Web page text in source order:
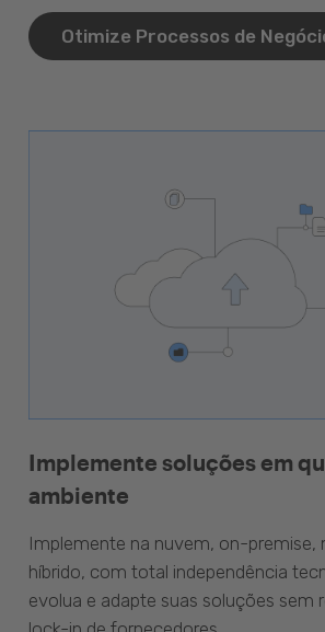
Otimize Processos de
Implemente soluções em
ambiente
Implemente na nuvem, on-premise,
híbrido, com total independência
evolua e adapte suas soluções sem